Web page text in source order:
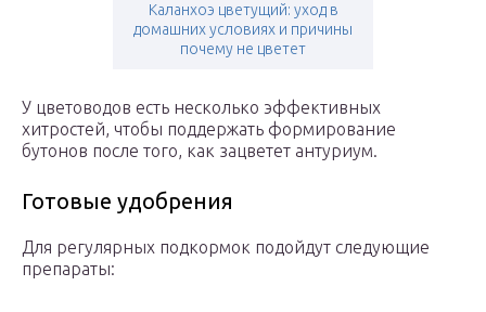
Каланхоэ цветущий: уход в
домашних условиях и причины
почему не цветет
У цветоводов есть несколько эффективных
хитростей, чтобы поддержать формирование
бутонов после того, как зацветет антуриум.
Готовые удобрения
Для регулярных подкормок подойдут следующие
препараты: